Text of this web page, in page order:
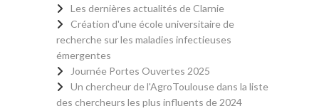
Les dernières actualités de Clarnie
Création d'une école universitaire de
recherche sur les maladies infectieuses
émergentes
Journée Portes Ouvertes 2025
Un chercheur de l'AgroToulouse dans la liste
des chercheurs les plus influents de 2024